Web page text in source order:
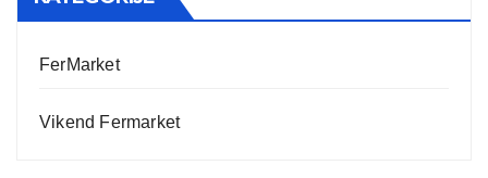
FerMarket
Vikend Fermarket